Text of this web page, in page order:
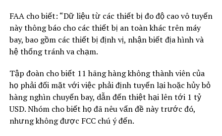
FAA cho biết: “Dữ liệu từ các thiết bị đo độ cao vô tuyến
này thông báo cho các thiết bị an toàn khác trên máy
bay, bao gồm các thiết bị định vị, nhận biết địa hình và
hệ thống tránh va chạm.
Tập đoàn cho biết 11 hãng hàng không thành viên của
họ phải đối mặt với việc phải định tuyến lại hoặc hủy bỏ
hàng nghìn chuyến bay, dẫn đến thiệt hại lên tới 1 tỷ
USD. Nhóm cho biết họ đã nêu vấn đề này trước đó,
nhưng không được FCC chú ý đến.